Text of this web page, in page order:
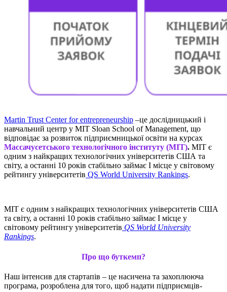
Martin Trust Center for entrepreneurship –це дослідницький і
навчальний центр у MIT Sloan School of Management, що
відповідає за розвиток підприємницької освіти на курсах
Массачусетського технологічного інституту (МІТ). МІТ є
одним з найкращих технологічних університетів США та
світу, а останні 10 років стабільно займає І місце у світовому
рейтингу університетів QS World University Rankings.
МІТ є одним з найкращих технологічних університетів США
та світу, а останні 10 років стабільно займає І місце у
світовому рейтингу університетів QS World University
Rankings.
Про що буткемп?
Наш інтенсив для стартапів – це насичена та захоплююча
програма, розроблена для того, щоб надати підприємців-